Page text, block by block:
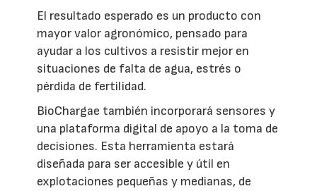
El resultado esperado es un producto con
mayor valor agronómico, pensado para
ayudar a los cultivos a resistir mejor en
situaciones de falta de agua, estrés o
pérdida de fertilidad.
BioChargae también incorporará sensores y
una plataforma digital de apoyo a la toma de
decisiones. Esta herramienta estará
diseñada para ser accesible y útil en
explotaciones pequeñas y medianas, de